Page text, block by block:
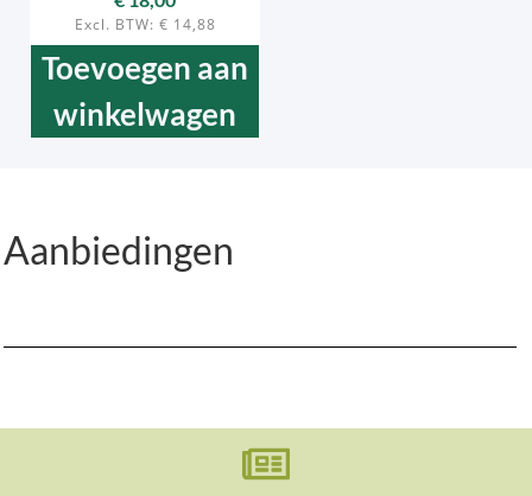
Excl. BTW: € 14,88
Toevoegen aan
winkelwagen
Aanbiedingen